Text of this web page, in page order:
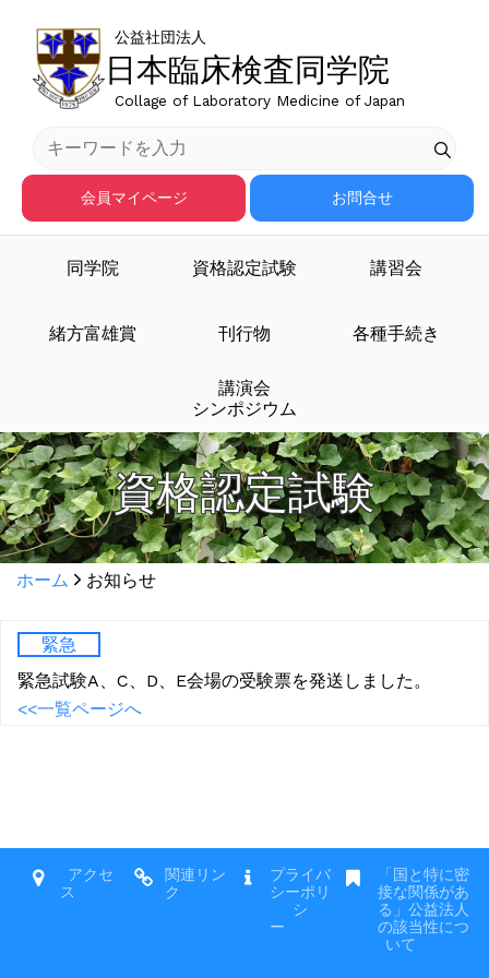
日本臨床検査同学院
公益社団法人
Collage of Laboratory Medicine of Japan
会員マイページ お問合せ
同学院 資格認定試験 講習会
緒方富雄賞 刊行物 各種手続き
講演会
シンポジウム
資格認定試験
ホーム お知らせ
緊急
緊急試験A、C、D、E会場の受験票を発送しました。
<<一覧ページへ
アクセ
ス
関連リン
ク
プライバ
シーポリ
シ
ー
「国と特に密
接な関係があ
る」公益法人
の該当性につ
いて